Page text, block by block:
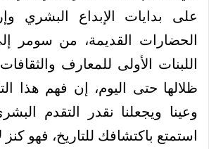
على بدايات الإبداع البشري
الحضارات القديمة، من سومر
اللبنات الأولى للمعارف
ظلالها حتى اليوم، إن فهم هذا
وعينا ويجعلنا نقدر التقدم
استمتع باكتشافك للتاريخ، فهو